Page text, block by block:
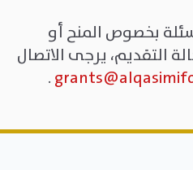
بخصوص المنح أو
التقديم، يرجى الاتصال
.